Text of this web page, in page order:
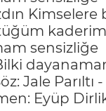
Kimselere
sensizliğe
Jale Parıltı
Eyüp